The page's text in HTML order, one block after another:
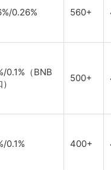
0.26% 560+
0.1%（BNB
500+
0.1% 400+